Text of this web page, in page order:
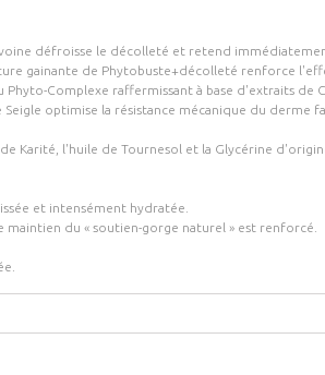
défroisse le décolleté et retend
gainante de Phytobuste+décolleté renforce
Complexe raffermissant à base d'extraits de
optimise la résistance mécanique du derme
Karité, l'huile de Tournesol et la Glycérine
et intensément hydratée.
maintien du « soutien-gorge naturel » est renforcé.